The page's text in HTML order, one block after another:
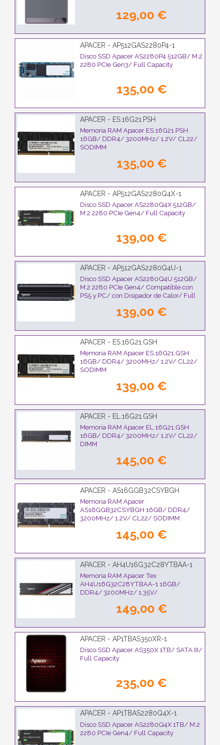
129,00 €
APACER - AP512GAS2280P4-1
Disco SSD Apacer AS2280P4 512GB/ M.2
2280 PCIe Gen3/ Full Capacity
135,00 €
APACER - ES.16G21.PSH
Memoria RAM Apacer ES.16G21.PSH
16GB/ DDR4/ 3200MHz/ 1.2V/ CL22/
SODIMM
135,00 €
APACER - AP512GAS2280Q4X-1
Disco SSD Apacer AS2280Q4X 512GB/
M.2 2280 PCIe Gen4/ Full Capacity
139,00 €
APACER - AP512GAS2280Q4U-1
Disco SSD Apacer AS2280Q4U 512GB/
M.2 2280 PCIe Gen4/ Compatible con
PS5 y PC/ con Disipador de Calor/ Full
139,00 €
APACER - ES.16G21.GSH
Memoria RAM Apacer ES.16G21.GSH
16GB/ DDR4/ 3200MHz/ 1.2V/ CL22/
SODIMM
139,00 €
APACER - EL.16G21.GSH
Memoria RAM Apacer EL.16G21.GSH
16GB/ DDR4/ 3200MHz/ 1.2V/ CL22/
DIMM
145,00 €
APACER - AS16GGB32CSYBGH
Memoria RAM Apacer
AS16GGB32CSYBGH 16GB/ DDR4/
3200MHz/ 1.2V/ CL22/ SODIMM
145,00 €
APACER - AH4U16G32C28YTBAA-1
Memoria RAM Apacer Tex
AH4U16G32C28YTBAA-1 16GB/
DDR4/ 3200MHz/ 1.35V/
149,00 €
APACER - AP1TBAS350XR-1
Disco SSD Apacer AS350X 1TB/ SATA III/
Full Capacity
235,00 €
APACER - AP1TBAS2280Q4X-1
Disco SSD Apacer AS2280Q4X 1TB/ M.2
2280 PCIe Gen4/ Full Capacity